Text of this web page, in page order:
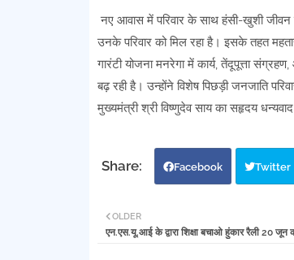
नए आवास में परिवार के साथ हंसी-खुशी जीवन
उनके परिवार को मिल रहा है। इसके तहत
गारंटी योजना मनरेगा में कार्य, तेंदूपूत्ता
बढ़ रही है। उन्होंने विशेष पिछड़ी जनजाति
मुख्यमंत्री श्री विष्णुदेव साय का सहृदय धन्यवाद
Facebook Twitter
OLDER
एन.एस.यू.आई के द्वारा शिक्षा बचाओ हुंकार रैली 20 जून